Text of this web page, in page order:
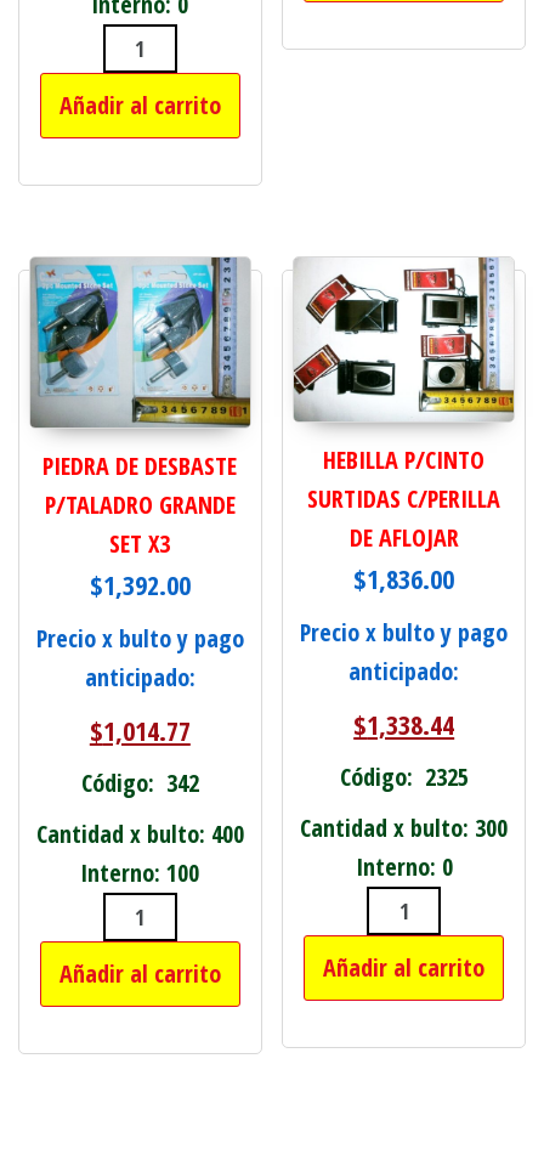
TANZA BORDEADORA CUADRADA 1
Añadir al carrito
PIEDRA DE DESBASTE
P/TALADRO GRANDE
SET X3
$1,392.00
Precio x bulto y pago
anticipado:
$1,014.77
Código: 342
Cantidad x bulto: 400
Interno: 100
PIEDRA DE DESBASTE P/TALADRO
Añadir al carrito
HEBILLA P/CINTO
SURTIDAS C/PERILLA
DE AFLOJAR
$1,836.00
Precio x bulto y pago
anticipado:
$1,338.44
Código: 2325
Cantidad x bulto: 300
Interno: 0
HEBILLA P/
Añadir al carrito